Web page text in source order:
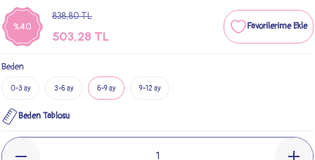
%40
838,80 TL
503,28 TL
Beden
0-3 ay 3-6 ay 6-9 ay 9-12 ay
Beden Tablosu